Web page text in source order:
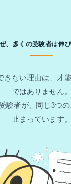
、多くの受験者は伸
きない理由は、才
ではありません。
験者が、同じ3つ
止まっています。